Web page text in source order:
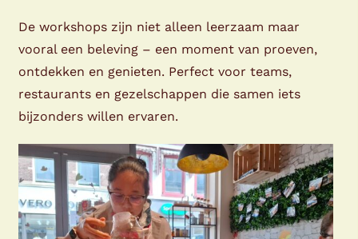
De workshops zijn niet alleen leerzaam maar
vooral een beleving – een moment van proeven,
ontdekken en genieten. Perfect voor teams,
restaurants en gezelschappen die samen iets
bijzonders willen ervaren.